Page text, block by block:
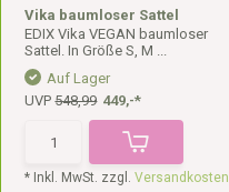
Vika baumloser Sattel
EDIX Vika VEGAN baumloser
Sattel. In Größe S, M ...
Auf Lager
UVP548,99 449,-*
* Inkl. MwSt. zzgl.Versandkosten